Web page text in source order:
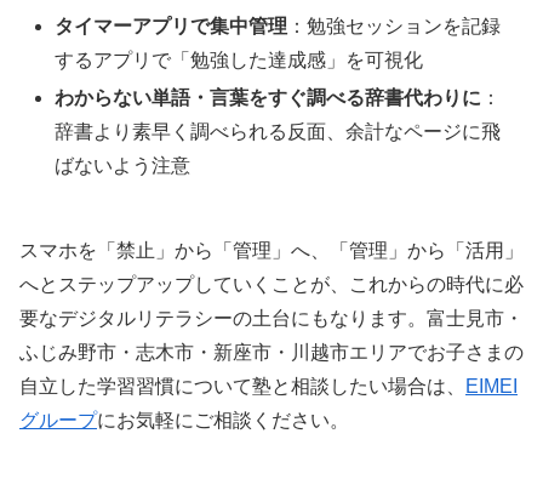
タイマーアプリで集中管理 ：勉強セッションを記録
するアプリで「勉強した達成感」を可視化
わからない単語・言葉をすぐ調べる辞書代わりに ：
辞書より素早く調べられる反面、余計なページに飛
ばないよう注意
スマホを「禁止」から「管理」へ、「管理」から「活用」
へとステップアップしていくことが、これからの時代に必
要なデジタルリテラシーの土台にもなります。富士見市・
ふじみ野市・志木市・新座市・川越市エリアでお子さまの
自立した学習習慣について塾と相談したい場合は、
EIMEI
グループにお気軽にご相談ください。